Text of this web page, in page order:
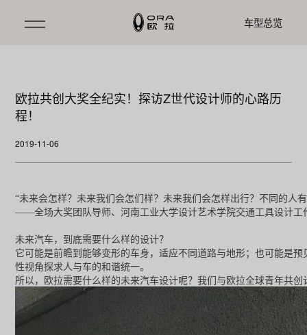
车型总览
欧拉共创大奖全纪实！探访Z世代设计师的心路历
程！
2019-11-06
“未来会怎样？未来我们会怎们样？未来我们会怎样出行？不同的人
——全场大奖团队导师、河南工业大学设计艺术学院交通工具设计工
未来汽车，到底需要什么样的设计？
它可能是前瞻到能够变形的车身，适应不同道路与地形；也可能是
性视角探求人与车的和谐统一。
所以，欧拉需要什么样的未来汽车设计呢？我们与欧拉全球青年共